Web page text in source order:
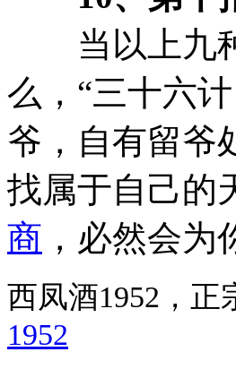
当以上九种
么，“三十六
爷，自有留爷
找属于自己的
商 ，必然会
西凤酒1952，
1952